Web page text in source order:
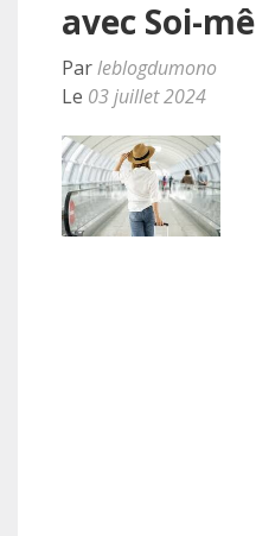
avec Soi-
Parleblogdumono
Le 03 juillet 2024